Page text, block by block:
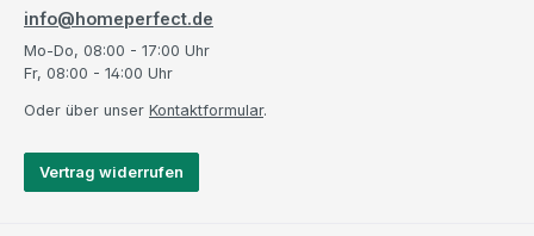
info@homeperfect.de
Mo-Do, 08:00 - 17:00 Uhr
Fr, 08:00 - 14:00 Uhr
Oder über unser Kontaktformular.
Vertrag widerrufen